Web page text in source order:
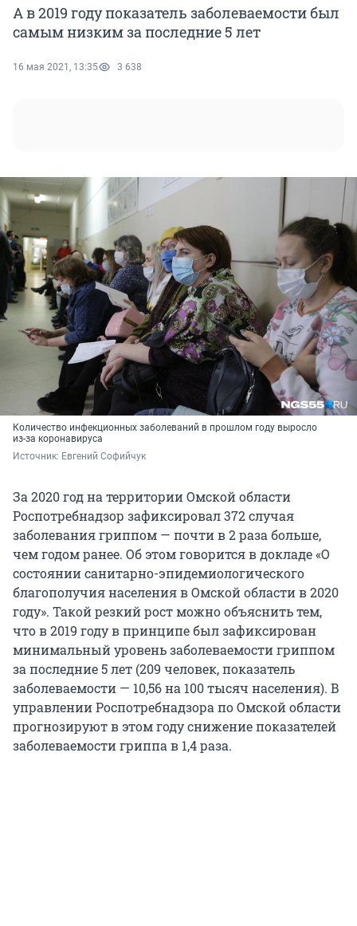
А в 2019 году показатель заболеваемости был
самым низким за последние 5 лет
16 мая 2021, 13:35 3 638
Количество инфекционных заболеваний в прошлом году выросло
из-за коронавируса
Источник: Евгений Софийчук
За 2020 год на территории Омской области
Роспотребнадзор зафиксировал 372 случая
заболевания гриппом — почти в 2 раза больше,
чем годом ранее. Об этом говорится в докладе «О
состоянии санитарно-эпидемиологического
благополучия населения в Омской области в 2020
году». Такой резкий рост можно объяснить тем,
что в 2019 году в принципе был зафиксирован
минимальный уровень заболеваемости гриппом
за последние 5 лет (209 человек, показатель
заболеваемости — 10,56 на 100 тысяч населения). В
управлении Роспотребнадзора по Омской области
прогнозируют в этом году снижение показателей
заболеваемости гриппа в 1,4 раза.